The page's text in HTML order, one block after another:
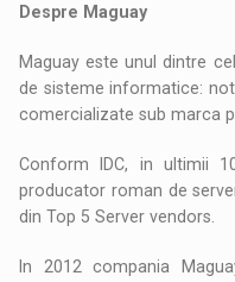
Despre Maguay
Maguay este unul dintre
de sisteme informatice:
comercializate sub marca
Conform IDC, in ultimii
producator roman de
din Top 5 Server vendors.
In 2012 compania